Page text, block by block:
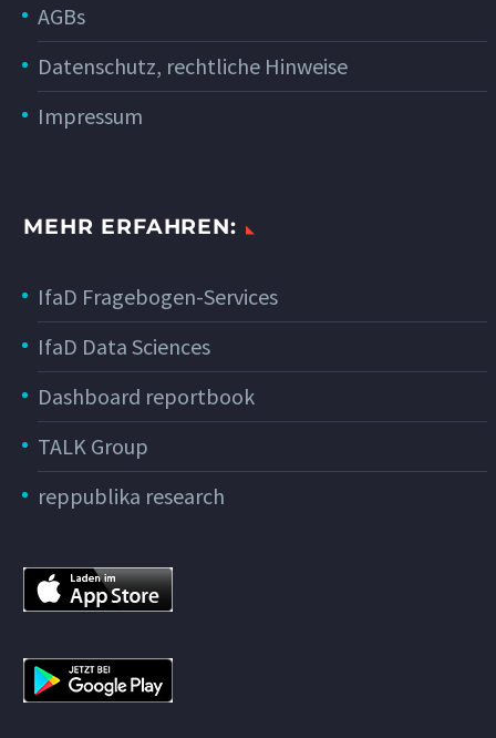
AGBs
Datenschutz, rechtliche Hinweise
Impressum
MEHR ERFAHREN:
IfaD Fragebogen-Services
IfaD Data Sciences
Dashboard reportbook
TALK Group
reppublika research